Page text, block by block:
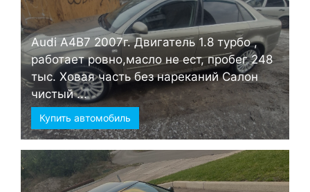
Audi А4B7 2007г. Двигатель 1.8 турбо ,
работает ровно,масло не ест, пробег 248
тыс. Ховая часть без нареканий Салон
чистый ...
Купить автомобиль